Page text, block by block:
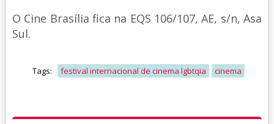
O Cine Brasília fica na EQS 106/107, AE, s/n, Asa
Sul.
Tags: festival internacional de cinema lgbtqia cinema